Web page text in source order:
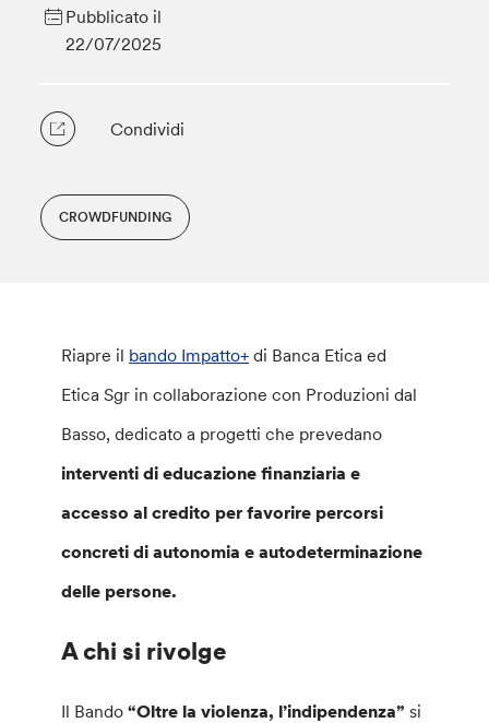
Pubblicato il
22/07/2025
Condividi
CROWDFUNDING
Riapre il bando Impatto+ di Banca Etica ed
Etica Sgr in collaborazione con Produzioni dal
Basso, dedicato a progetti che prevedano
interventi di educazione finanziaria e
accesso al credito per favorire percorsi
concreti di autonomia e autodeterminazione
delle persone.
A chi si rivolge
Il Bando“Oltre la violenza, l’indipendenza” si